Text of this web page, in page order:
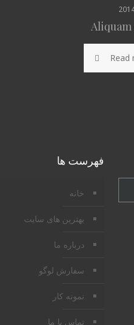
Read
فهرست ها
خانه
بهترین های سایت
درباره ما
سفارش لوگو
نمونه کار
تماس با ما